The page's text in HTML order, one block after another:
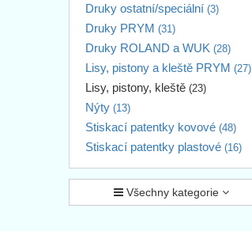
Druky ostatní/speciální (3)
Druky PRYM (31)
Druky ROLAND a WUK (28)
Lisy, pistony a kleště PRYM (27)
Lisy, pistony, kleště (23)
Nýty (13)
Stiskací patentky kovové (48)
Stiskací patentky plastové (16)
Všechny kategorie